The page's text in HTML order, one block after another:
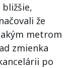
že
metrom
zmienka
po